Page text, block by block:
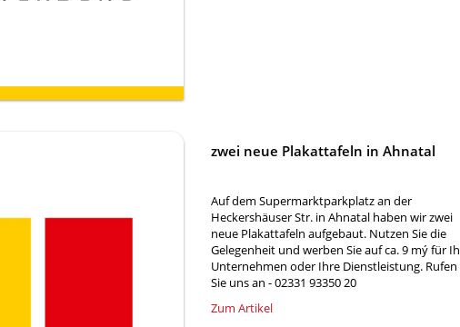
zwei neue Plakattafeln in Ahnatal
Auf dem Supermarktparkplatz an der
Heckershäuser Str. in Ahnatal haben wir zwei
neue Plakattafeln aufgebaut. Nutzen Sie die
Gelegenheit und werben Sie auf ca. 9 mý für
Unternehmen oder Ihre Dienstleistung. Rufen
Sie uns an - 02331 93350 20
Zum Artikel